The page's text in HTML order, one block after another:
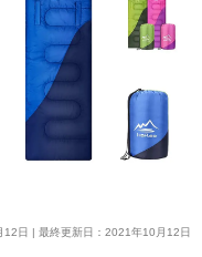
日 | 最終更新日：2021年10月12日